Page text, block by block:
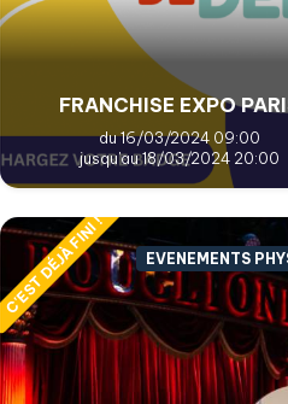
FRANCHISE EXPO
du 16/03/2024 09:00
jusqu'au 18/03/2024 20:00
C'EST DÉJÀ FINI ! EVENEMENTS